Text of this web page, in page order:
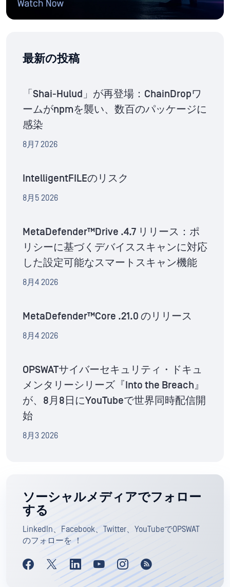
最新の投稿
「Shai-Hulud」が再登場：ChainDropワ
ームがnpmを襲い、数百のパッケージに
感染
8月7 2026
IntelligentFILEのリスク
8月5 2026
MetaDefender™Drive .4.7 リリース：ポ
リシーに基づくデバイススキャンに対応
した設定可能なスマートスキャン機能
8月4 2026
MetaDefender™Core .21.0 のリリース
8月4 2026
OPSWATサイバーセキュリティ・ドキュ
メンタリーシリーズ『Into the Breach』
が、8月8日にYouTubeで世界同時配信開
始
8月3 2026
ソーシャルメディアでフォロー
する
LinkedIn、Facebook、Twitter、YouTubeでOPSWAT
のフォローを ！